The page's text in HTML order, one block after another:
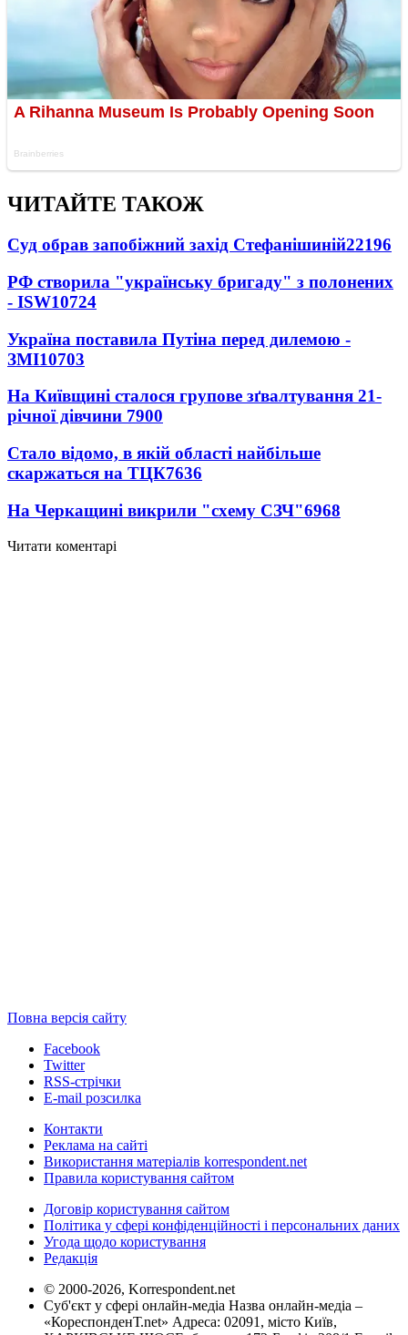
ЧИТАЙТЕ ТАКОЖ
Суд обрав запобіжний захід Стефанішиній22196
РФ створила "українську бригаду" з полонених
- ISW10724
Україна поставила Путіна перед дилемою -
ЗМІ10703
На Київщині сталося групове зґвалтування 21-
річної дівчини 7900
Стало відомо, в якій області найбільше
скаржаться на ТЦК7636
На Черкащині викрили "схему СЗЧ"6968
Читати коментарі
Повна версія сайту
Facebook
Twitter
RSS-стрічки
E-mail розсилка
Контакти
Реклама на сайті
Використання матеріалів korrespondent.net
Правила користування сайтом
Договір користування сайтом
Політика у сфері конфіденційності і персональних даних
Угода щодо користування
Редакція
© 2000-2026, Korrespondent.net
Суб'єкт у сфері онлайн-медіа Назва онлайн-медіа –
«КореспонденТ.net» Адреса: 02091, місто Київ,